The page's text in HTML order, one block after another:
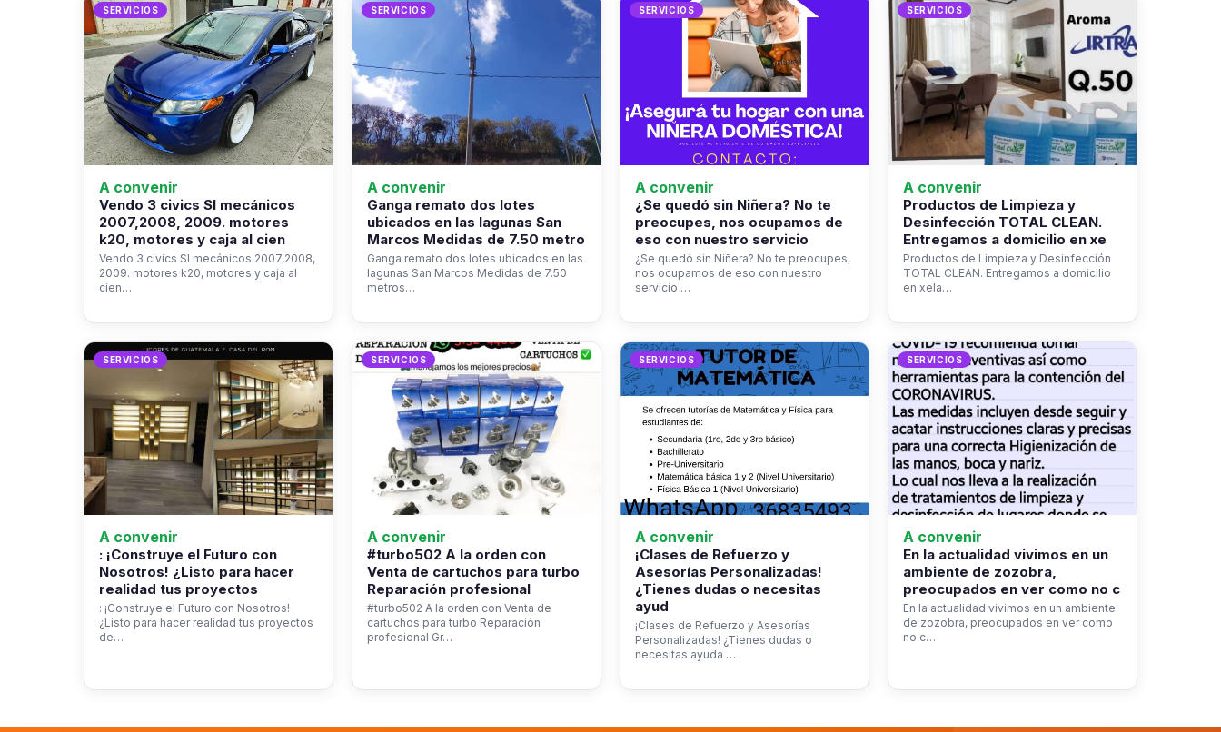
SERVICIOS
A convenir
Vendo 3 civics SI mecánicos
2007,2008, 2009. motores
k20, motores y caja al cien
Vendo 3 civics SI mecánicos 2007,2008,
2009. motores k20, motores y caja al
cien…
SERVICIOS
A convenir
Ganga remato dos lotes
ubicados en las lagunas San
Marcos Medidas de 7.50 metro
Ganga remato dos lotes ubicados en las
lagunas San Marcos Medidas de 7.50
metros…
SERVICIOS
A convenir
¿Se quedó sin Niñera? No te
preocupes, nos ocupamos de
eso con nuestro servicio
¿Se quedó sin Niñera? No te preocupes,
nos ocupamos de eso con nuestro
servicio …
SERVICIOS
A convenir
Productos de Limpieza y
Desinfección TOTAL CLEAN.
Entregamos a domicilio en xe
Productos de Limpieza y Desinfección
TOTAL CLEAN. Entregamos a domicilio
en xela…
SERVICIOS
A convenir
: ¡Construye el Futuro con
Nosotros! ¿Listo para hacer
realidad tus proyectos
: ¡Construye el Futuro con Nosotros!
¿Listo para hacer realidad tus proyectos
de…
SERVICIOS
A convenir
#turbo502 A la orden con
Venta de cartuchos para turbo
Reparación profesional
#turbo502 A la orden con Venta de
cartuchos para turbo Reparación
profesional Gr…
SERVICIOS
A convenir
¡Clases de Refuerzo y
Asesorías Personalizadas!
¿Tienes dudas o necesitas
ayud
¡Clases de Refuerzo y Asesorías
Personalizadas! ¿Tienes dudas o
necesitas ayuda …
SERVICIOS
A convenir
En la actualidad vivimos en un
ambiente de zozobra,
preocupados en ver como no c
En la actualidad vivimos en un ambiente
de zozobra, preocupados en ver como
no c…